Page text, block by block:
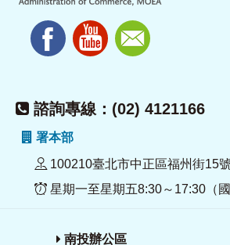
諮詢專線：(02) 4121166
署本部
100210臺北市中正區福州街15號
星期一至星期五8:30～17:30（國
南投辦公區